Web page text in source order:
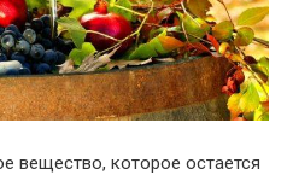
вещество, которое остается